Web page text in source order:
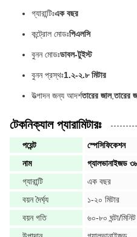
গ্যারান্টিঃএক বছর
কন্ট্রোল মোডঃপিএলসি
বুনন মোডঃডাবল-টুইস্ট
বুনন প্রস্থঃ1.২-২.৮ মিটার
উত্পাদন জন্য আদর্শতারের জাল,তারের
টেকনিক্যাল প্যারামিটারঃ
পয়েন্ট
স্পেসিফিকেশন
নাম
গ্যালভানাইজড
গ্যারান্টি
এক বছর
বয়ন দৈর্ঘ্য
১-২০ মিটার
বয়ন গতি
৬০-৮০ ঘন্টা/মিনিট